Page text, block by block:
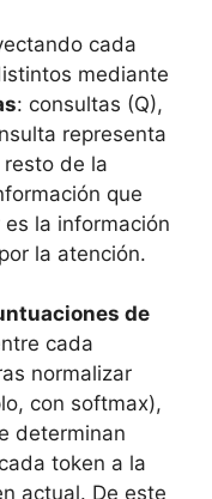
cada
mediante
: consultas (Q),
representa
de la
que
la información
la atención.
de
cada
normalizar
con softmax),
determinan
token a la
actual. De este